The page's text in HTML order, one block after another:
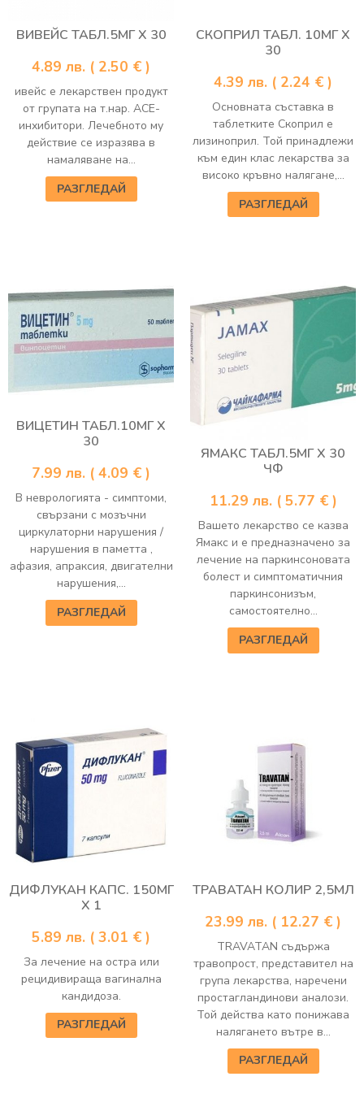
ВИВЕЙС ТАБЛ.5МГ Х 30
4.89 лв. ( 2.50 € )
ивейс е лекарствен продукт
от групата на т.нар. АСЕ-
инхибитори. Лечебното му
действие се изразява в
намаляване на...
РАЗГЛЕДАЙ
СКОПРИЛ ТАБЛ. 10МГ Х
30
4.39 лв. ( 2.24 € )
Основната съставка в
таблетките Скоприл е
лизиноприл. Той принадлежи
към един клас лекарства за
високо кръвно налягане,...
РАЗГЛЕДАЙ
ВИЦЕТИН ТАБЛ.10МГ Х
30
7.99 лв. ( 4.09 € )
В неврологията - симптоми,
свързани с мозъчни
циркулаторни нарушения /
нарушения в паметта ,
афазия, апраксия, двигателни
нарушения,...
РАЗГЛЕДАЙ
ЯМАКС ТАБЛ.5МГ Х 30
ЧФ
11.29 лв. ( 5.77 € )
Вашето лекарство се казва
Ямакс и е предназначено за
лечение на паркинсоновата
болест и симптоматичния
паркинсонизъм,
самостоятелно...
РАЗГЛЕДАЙ
ДИФЛУКАН КАПС. 150МГ
Х 1
5.89 лв. ( 3.01 € )
За лечение на остра или
рецидивираща вагинална
кандидоза.
РАЗГЛЕДАЙ
ТРАВАТАН КОЛИР 2,5МЛ
23.99 лв. ( 12.27 € )
TRAVATAN съдържа
травопрост, представител на
група лекарства, наречени
простагландинови аналози.
Той действа като понижава
налягането вътре в...
РАЗГЛЕДАЙ